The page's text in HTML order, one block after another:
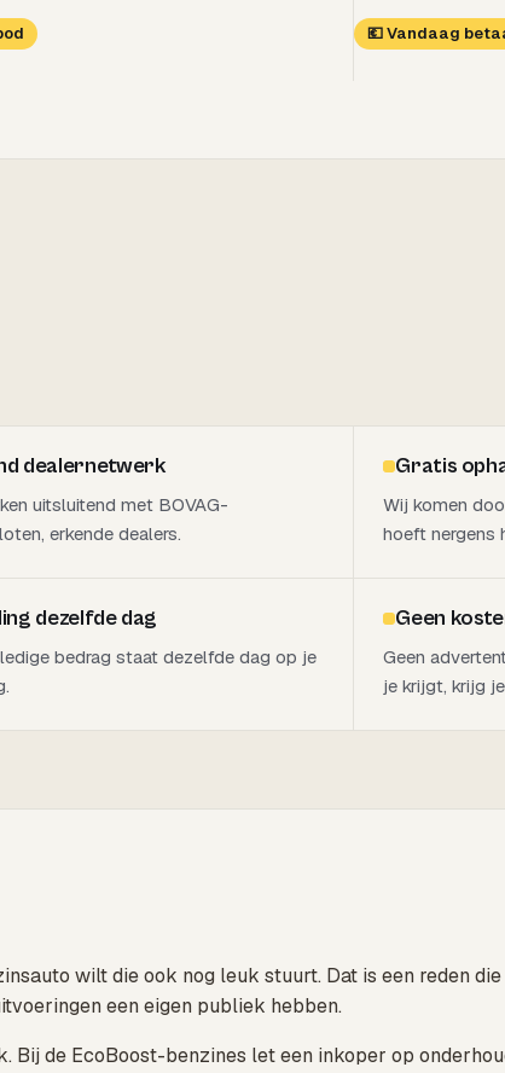
💶 Vandaag
dealernetwerk
uitsluitend met BOVAG-
erkende dealers.
Gratis
Wij komen
hoeft nergens
dezelfde dag
bedrag staat dezelfde dag op je
Geen
Geen
je krijgt, krijg
wilt die ook nog leuk stuurt. Dat is een reden
een eigen publiek hebben.
de EcoBoost-benzines let een inkoper op